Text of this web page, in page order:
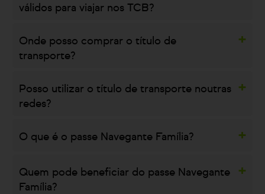
válidos para viajar nos TCB?
Onde posso comprar o título de
transporte?
Posso utilizar o título de transporte noutras
redes?
O que é o passe Navegante Família?
Quem pode beneficiar do passe Navegante
Família?